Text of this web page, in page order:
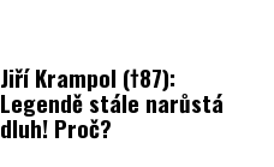
Jiří Krampol (†87):
Legendě stále narůstá
dluh! Proč?